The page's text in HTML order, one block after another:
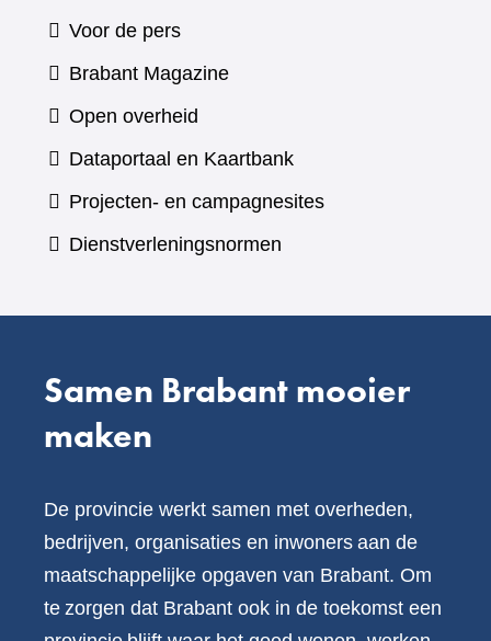
Voor de pers
Brabant Magazine(verwijst
andere
website)
Open overheid
Dataportaal en Kaartbank(verwijst
naar
Projecten- en campagnesites
Dienstverleningsnormen
Samen Brabant mooier
maken
De provincie werkt samen met overheden,
bedrijven, organisaties en inwoners aan de
maatschappelijke opgaven van Brabant. Om
te zorgen dat Brabant ook in de toekomst een